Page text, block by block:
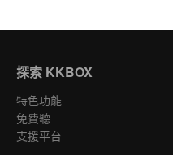
探索 KKBOX
特色功能
免費聽
支援平台